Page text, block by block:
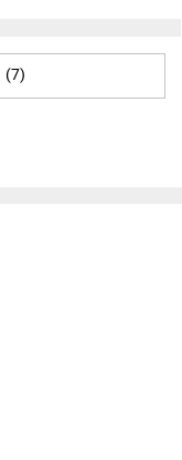
(7)